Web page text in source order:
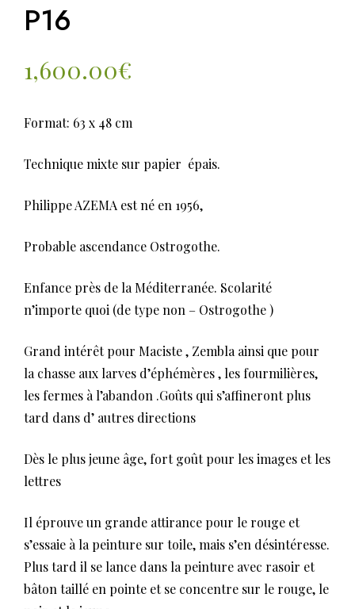
P16
1,600.00€
Format: 63 x 48 cm
Technique mixte sur papier épais.
Philippe AZEMA est né en 1956,
Probable ascendance Ostrogothe.
Enfance près de la Méditerranée. Scolarité
n’importe quoi (de type non – Ostrogothe )
Grand intérêt pour Maciste , Zembla ainsi que pour
la chasse aux larves d’éphémères , les fourmilières,
les fermes à l’abandon .Goûts qui s’affineront plus
tard dans d’ autres directions
Dès le plus jeune âge, fort goût pour les images et les
lettres
Il éprouve un grande attirance pour le rouge et
s’essaie à la peinture sur toile, mais s’en désintéresse.
Plus tard il se lance dans la peinture avec rasoir et
bâton taillé en pointe et se concentre sur le rouge, le